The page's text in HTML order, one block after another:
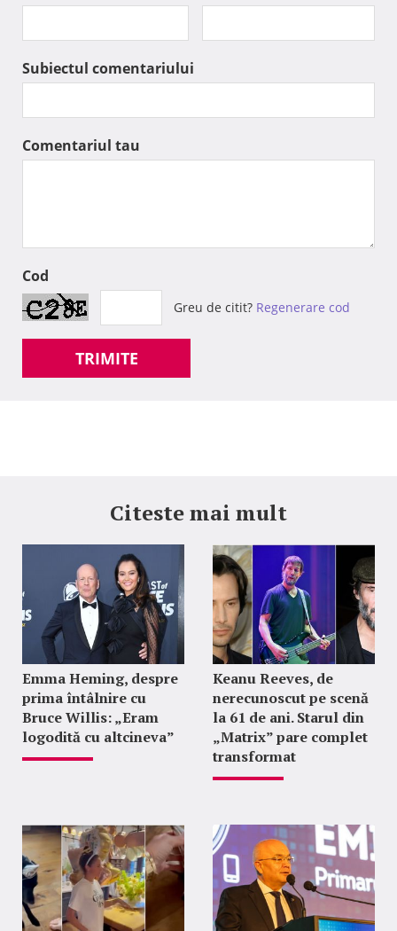
Subiectul comentariului
Comentariul tau
Cod
Greu de citit? Regenerare cod
TRIMITE
Citeste mai mult
Emma Heming, despre
prima întâlnire cu
Bruce Willis: „Eram
logodită cu altcineva”
Keanu Reeves, de
nerecunoscut pe scenă
la 61 de ani. Starul din
„Matrix” pare complet
transformat